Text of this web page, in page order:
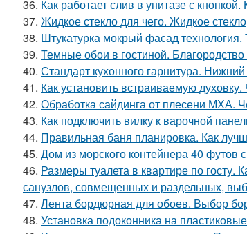
36. Как работает слив в унитазе с
37. Жидкое стекло для чего. Жидкое стекло
38. Штукатурка мокрый фасад технология.
39. Темные обои в гостиной.
40. Стандарт кухонного гарнитура.
41. Как установить встраиваемую
42. Обработка сайдинга от плесени МХА.
43. Как подключить вилку к варочной
44. Правильная баня планировка. Как
45. Дом из морского контейнера 40 футов
46. Размеры туалета в квартире по
санузлов, совмещенных и раздельных,
47. Лента бордюрная для обоев. Выбор
48. Установка подоконника на